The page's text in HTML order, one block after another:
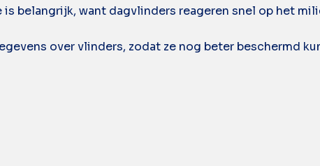
belangrijk, want dagvlinders reageren snel op het
over vlinders, zodat ze nog beter beschermd